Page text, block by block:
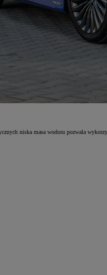
niska masa wodoru pozwala